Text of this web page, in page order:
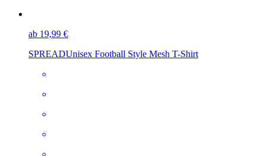
ab 19,99 €
SPREADUnisex Football Style Mesh T-Shirt